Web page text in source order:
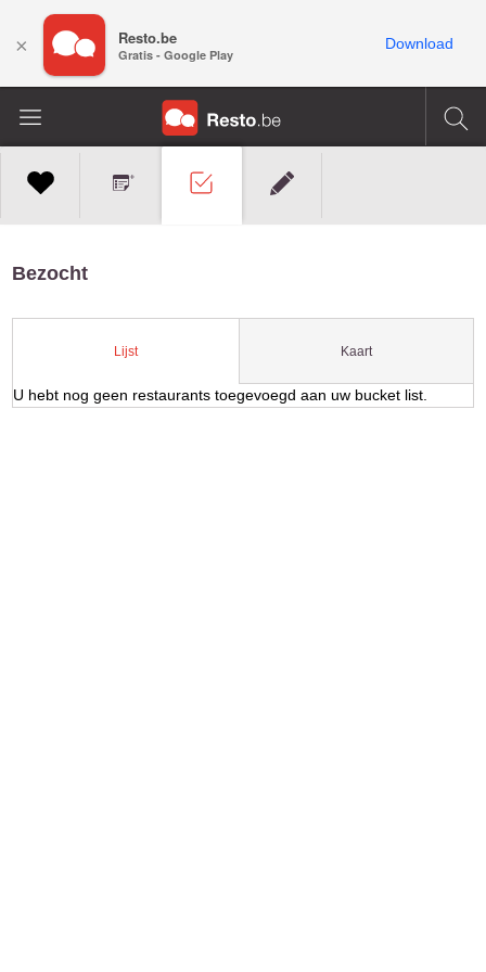
Bezocht
Lijst Kaart
U hebt nog geen restaurants toegevoegd aan uw bucket list.
× Resto.be
Gratis - Google Play
Download